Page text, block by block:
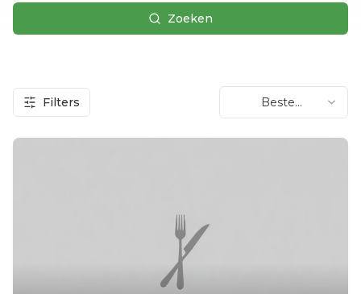
Zoeken
Filters
Beste
beoordeling